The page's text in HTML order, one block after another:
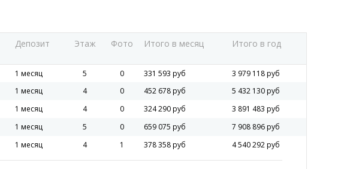
Депозит Этаж Фото Итого в месяц Итого в год
1 месяц 5 0 331 593 руб
3 979 118 руб
1 месяц 4 0 452 678 руб
5 432 130 руб
1 месяц 4 0 324 290 руб
3 891 483 руб
1 месяц 5 0 659 075 руб
7 908 896 руб
1 месяц 4 1 378 358 руб 4 540 292 руб